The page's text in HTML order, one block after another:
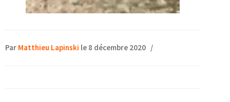
Par Matthieu Lapinski le 8 décembre 2020 /